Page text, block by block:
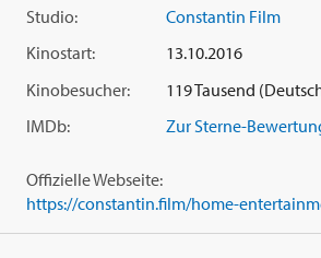
Studio:
Constantin Film
Kinostart:
13.10.2016
Kinobesucher:
119 Tausend
IMDb:
Zur Sterne-
Offizielle Webseite: